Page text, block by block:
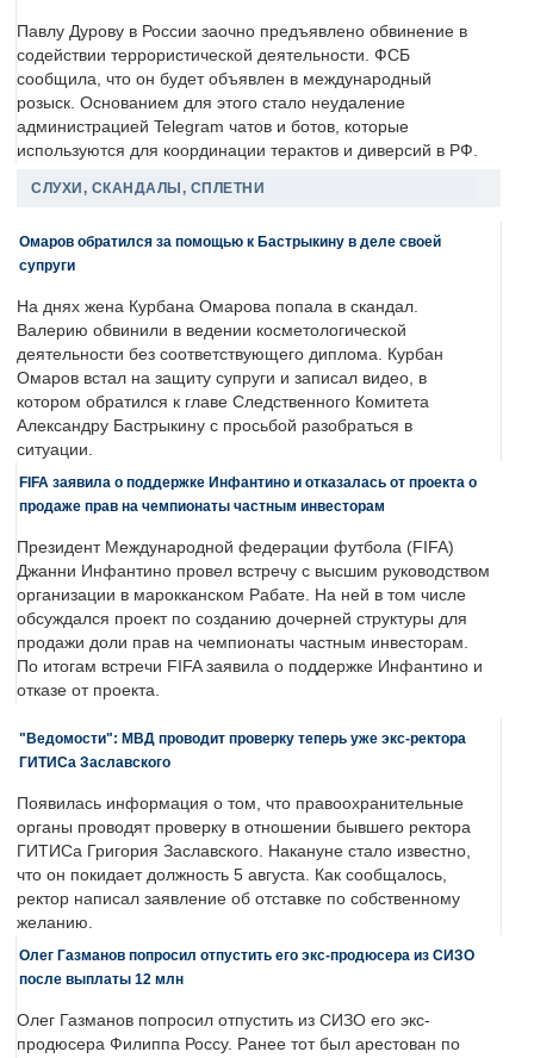
Павлу Дурову в России заочно предъявлено обвинение в
содействии террористической деятельности. ФСБ
сообщила, что он будет объявлен в международный
розыск. Основанием для этого стало неудаление
администрацией Telegram чатов и ботов, которые
используются для координации терактов и диверсий в РФ.
СЛУХИ, СКАНДАЛЫ, СПЛЕТНИ
Омаров обратился за помощью к Бастрыкину в деле своей
супруги
На днях жена Курбана Омарова попала в скандал.
Валерию обвинили в ведении косметологической
деятельности без соответствующего диплома. Курбан
Омаров встал на защиту супруги и записал видео, в
котором обратился к главе Следственного Комитета
Александру Бастрыкину с просьбой разобраться в
ситуации.
FIFA заявила о поддержке Инфантино и отказалась от проекта о
продаже прав на чемпионаты частным инвесторам
Президент Международной федерации футбола (FIFA)
Джанни Инфантино провел встречу с высшим руководством
организации в марокканском Рабате. На ней в том числе
обсуждался проект по созданию дочерней структуры для
продажи доли прав на чемпионаты частным инвесторам.
По итогам встречи FIFA заявила о поддержке Инфантино и
отказе от проекта.
"Ведомости": МВД проводит проверку теперь уже экс-ректора
ГИТИСа Заславского
Появилась информация о том, что правоохранительные
органы проводят проверку в отношении бывшего ректора
ГИТИСа Григория Заславского. Накануне стало известно,
что он покидает должность 5 августа. Как сообщалось,
ректор написал заявление об отставке по собственному
желанию.
Олег Газманов попросил отпустить его экс-продюсера из СИЗО
после выплаты 12 млн
Олег Газманов попросил отпустить из СИЗО его экс-
продюсера Филиппа Россу. Ранее тот был арестован по